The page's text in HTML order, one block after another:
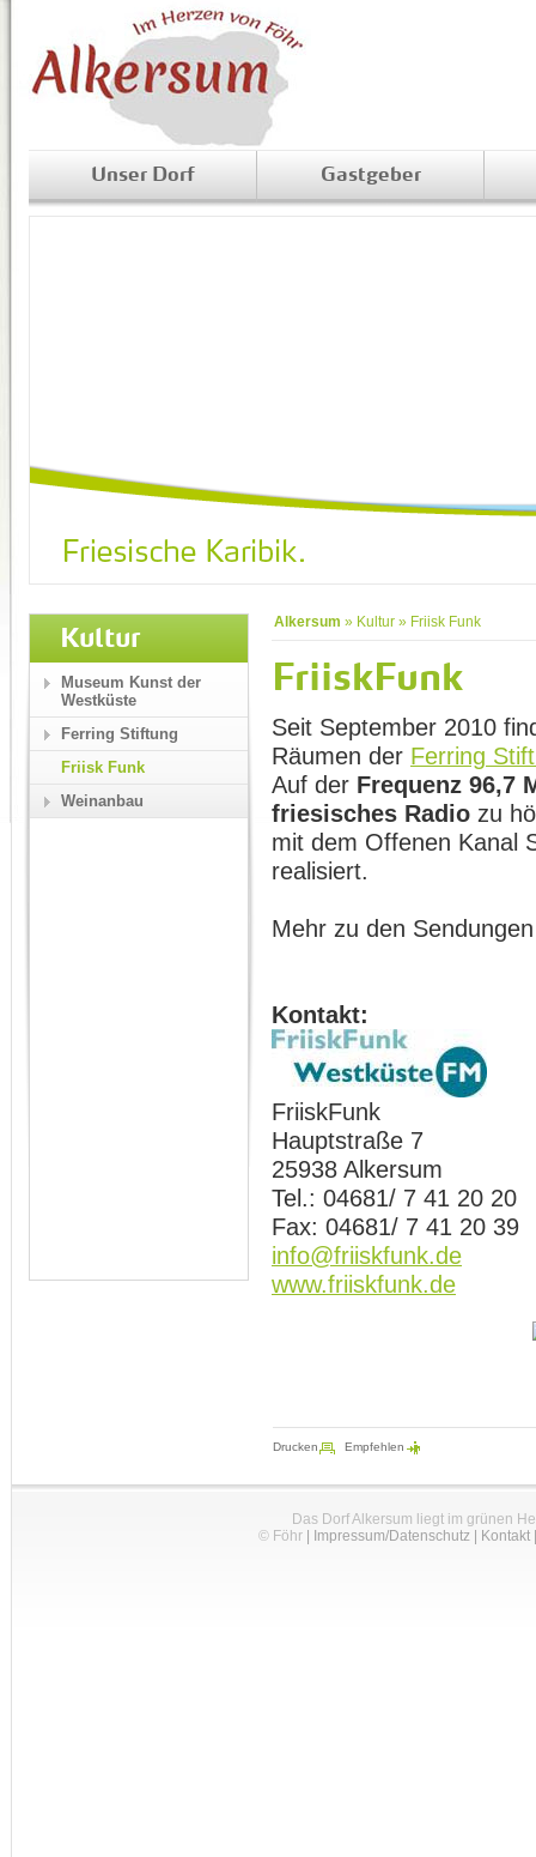
Unser Dorf Gastgeber
Alkersum » Kultur » Friisk Funk
FriiskFunk
Seit September 2010
Räumen der Ferring
Auf der Frequenz 96,7
friesisches Radio zu
mit dem Offenen Kanal
realisiert.
Mehr zu den
Kontakt:
FriiskFunk
Hauptstraße 7
25938 Alkersum
Tel.: 04681/ 7 41 20 20
Fax: 04681/ 7 41 20 39
info@friiskfunk.de
www.friiskfunk.de
Kultur
Museum Kunst der
Westküste
Ferring Stiftung
Friisk Funk
Weinanbau
Drucken Empfehlen
Das Dorf Alkersum liegt im grünen
© Föhr| Impressum/Datenschutz| Kontakt